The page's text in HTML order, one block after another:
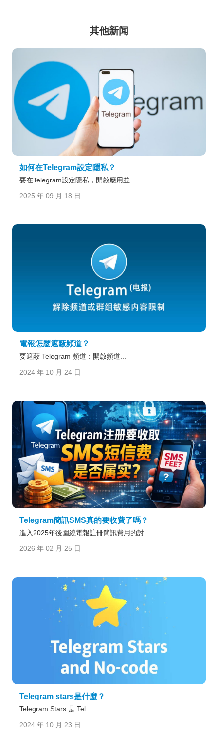
其他新闻
如何在Telegram設定隱私？
要在Telegram設定隱私，開啟應用並...
2025 年 09 月 18 日
電報怎麼遮蔽頻道？
要遮蔽 Telegram 頻道：開啟頻道...
2024 年 10 月 24 日
Telegram簡訊SMS真的要收費了嗎？
進入2025年後圍繞電報註冊簡訊費用的討...
2026 年 02 月 25 日
Telegram stars是什麼？
Telegram Stars 是 Tel...
2024 年 10 月 23 日